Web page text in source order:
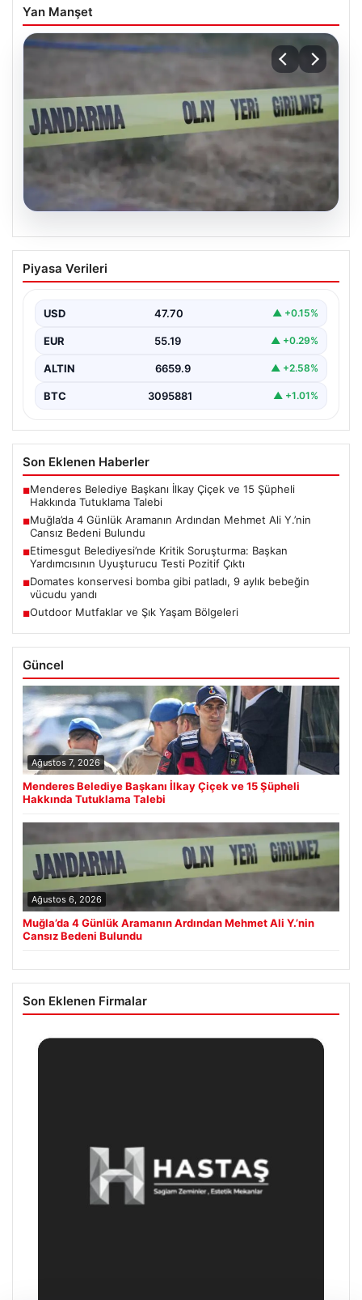
Yan Manşet
Muğla’da 4 Günlük Aramanın Ardından
Mehmet Ali Y.’nin Cansız Bedeni
Muğla’nın Seydikemer ilçesinde, dört gün boyunca
Piyasa Verileri
USD 47.70 ▲ +0.15%
EUR 55.19 ▲ +0.29%
ALTIN 6659.9 ▲ +2.58%
BTC 3095881 ▲ +1.01%
Son Eklenen Haberler
■Menderes Belediye Başkanı İlkay Çiçek ve 15 Şüpheli
Hakkında Tutuklama Talebi
■Muğla’da 4 Günlük Aramanın Ardından Mehmet Ali Y.’nin
Cansız Bedeni Bulundu
■Etimesgut Belediyesi’nde Kritik Soruşturma: Başkan
Yardımcısının Uyuşturucu Testi Pozitif Çıktı
■Domates konservesi bomba gibi patladı, 9 aylık bebeğin
vücudu yandı
■Outdoor Mutfaklar ve Şık Yaşam Bölgeleri
Güncel
Ağustos 7, 2026
Menderes Belediye Başkanı İlkay Çiçek ve 15 Şüpheli
Hakkında Tutuklama Talebi
Ağustos 6, 2026
Muğla’da 4 Günlük Aramanın Ardından Mehmet Ali Y.’nin
Cansız Bedeni Bulundu
Son Eklenen Firmalar